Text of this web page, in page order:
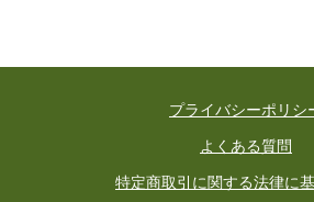
プライバシーポリシ
よくある質問
特定商取引に関する法律に